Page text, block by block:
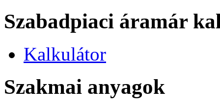
Szabadpiaci áramár
Kalkulátor
Szakmai anyagok